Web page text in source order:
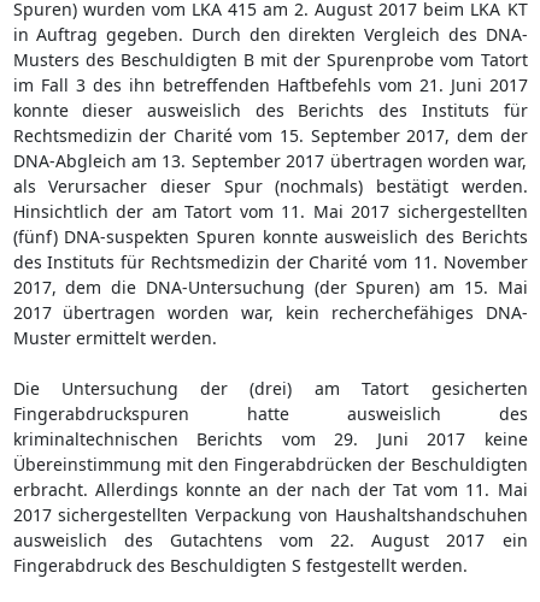
Spuren) wurden vom LKA 415 am 2. August 2017 beim LKA KT
in Auftrag gegeben. Durch den direkten Vergleich des DNA-
Musters des Beschuldigten B mit der Spurenprobe vom Tatort
im Fall 3 des ihn betreffenden Haftbefehls vom 21. Juni 2017
konnte dieser ausweislich des Berichts des Instituts für
Rechtsmedizin der Charité vom 15. September 2017, dem der
DNA-Abgleich am 13. September 2017 übertragen worden war,
als Verursacher dieser Spur (nochmals) bestätigt werden.
Hinsichtlich der am Tatort vom 11. Mai 2017 sichergestellten
(fünf) DNA-suspekten Spuren konnte ausweislich des Berichts
des Instituts für Rechtsmedizin der Charité vom 11. November
2017, dem die DNA-Untersuchung (der Spuren) am 15. Mai
2017 übertragen worden war, kein recherchefähiges DNA-
Muster ermittelt werden.
Die Untersuchung der (drei) am Tatort gesicherten
Fingerabdruckspuren hatte ausweislich des
kriminaltechnischen Berichts vom 29. Juni 2017 keine
Übereinstimmung mit den Fingerabdrücken der Beschuldigten
erbracht. Allerdings konnte an der nach der Tat vom 11. Mai
2017 sichergestellten Verpackung von Haushaltshandschuhen
ausweislich des Gutachtens vom 22. August 2017 ein
Fingerabdruck des Beschuldigten S festgestellt werden.